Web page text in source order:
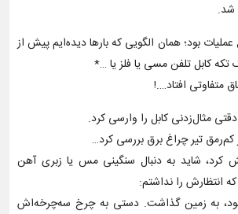
شد.
بود؛ همان الگویی که بارها دیده‌ایم پیش از
تکه کابل تلفن مسی یا فلز یا …*
متفاوتی افتاد….!
مثال‌زدنی کابل را وارسی کرد.
کم‌رمق تیر چراغ برق بررسی کرد…
کرد، شاید به دنبال سنگینی مس یا زبری آهن
انتظارش را نداشتم:
بود، به زمین گذاشت. دستی به چرخ سه‌چرخه‌اش